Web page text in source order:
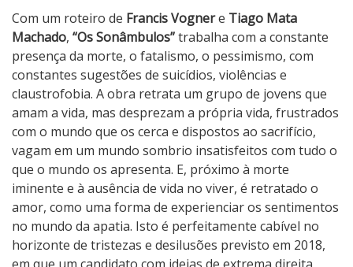
Com um roteiro de Francis Vognere Tiago Mata
Machado, “Os Sonâmbulos”trabalha com a constante
presença da morte, o fatalismo, o pessimismo, com
constantes sugestões de suicídios, violências e
claustrofobia. A obra retrata um grupo de jovens que
amam a vida, mas desprezam a própria vida, frustrados
com o mundo que os cerca e dispostos ao sacrifício,
vagam em um mundo sombrio insatisfeitos com tudo o
que o mundo os apresenta. E, próximo à morte
iminente e à ausência de vida no viver, é retratado o
amor, como uma forma de experienciar os sentimentos
no mundo da apatia. Isto é perfeitamente cabível no
horizonte de tristezas e desilusões previsto em 2018,